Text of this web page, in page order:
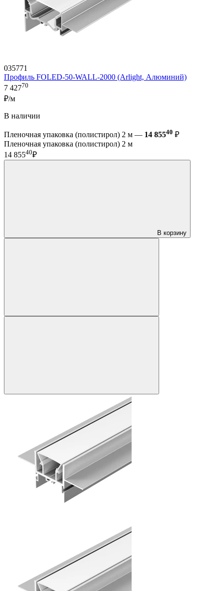
035771
Профиль FOLED-50-WALL-2000 (Arlight, Алюминий)
7 42770
₽/м
В наличии
Пленочная упаковка (полистирол) 2 м — 14 85540 ₽
Пленочная упаковка (полистирол) 2 м
14 85540₽
В корзину